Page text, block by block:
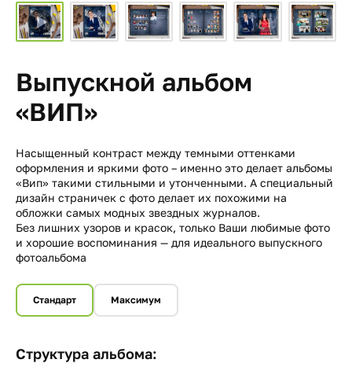
Выпускной альбом
«ВИП»
Насыщенный контраст между темными оттенками
оформления и яркими фото – именно это делает альбомы
«Вип» такими стильными и утонченными. А специальный
дизайн страничек с фото делает их похожими на
обложки самых модных звездных журналов.
Без лишних узоров и красок, только Ваши любимые фото
и хорошие воспоминания — для идеального выпускного
фотоальбома
Стандарт Максимум
Структура альбома: